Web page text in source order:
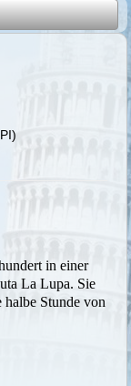
in einer
La Lupa. Sie
Stunde von